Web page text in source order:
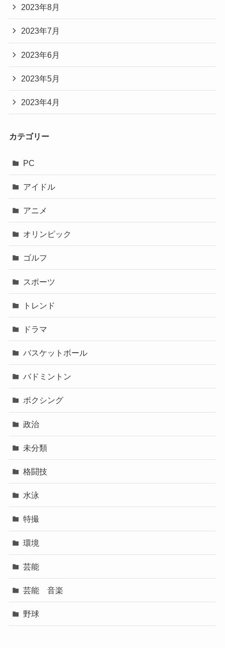
2023年8月
2023年7月
2023年6月
2023年5月
2023年4月
カテゴリー
PC
アイドル
アニメ
オリンピック
ゴルフ
スポーツ
トレンド
ドラマ
バスケットボール
バドミントン
ボクシング
政治
未分類
格闘技
水泳
特撮
環境
芸能
芸能 音楽
野球